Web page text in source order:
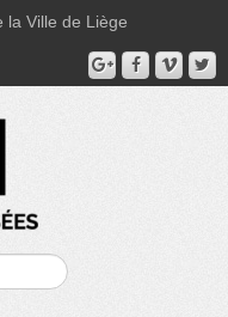
la Ville de Liège